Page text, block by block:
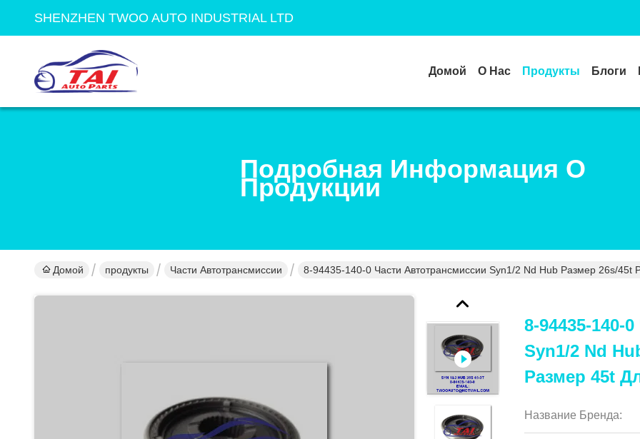
SHENZHEN TWOO AUTO INDUSTRIAL LTD
Домой О Нас Продукты Блоги
Подробная Информация О
Продукции
Домой продукты Части Автотрансмиссии 8-94435-140-0 Части Автотрансмиссии Syn1/2 Nd Hub Размер 26s/45t
8-94435-140-
Syn1/2 Nd
Размер 45t
Название Бренда: